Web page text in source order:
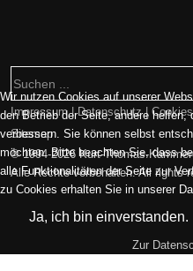
Impressum | Datenschutz | Cookies
Sitemap
© 1994-2026 Kurt-Thomas-
Alle Rechte vorbehalten. All rights
Wir nutzen Cookies auf unserer
den Betrieb der Seite, andere
verbessern. Sie können selbst
möchten. Bitte beachten Sie, dass
alle Funktionalitäten der Seite zur
zu Cookies erhalten Sie in unserer
Ja, ich bin einverstanden.
Zur